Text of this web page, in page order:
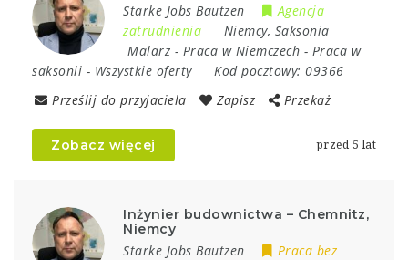
Starke Jobs Bautzen
Agencja
zatrudnienia
Niemcy, Saksonia
Malarz - Praca w Niemczech - Praca w
saksonii - Wszystkie oferty Kod pocztowy: 09366
Prześlij do przyjaciela
Zapisz Przekaż
Zobacz więcej przed 5 lat
Inżynier budownictwa – Chemnitz,
Niemcy
Starke Jobs Bautzen
Praca bez